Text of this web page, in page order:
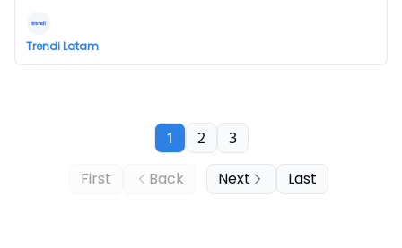
Trendi Latam
First Back
1 2 3
Next Last